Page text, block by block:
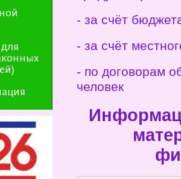
- за счёт
- за счёт
- по договорам
человек